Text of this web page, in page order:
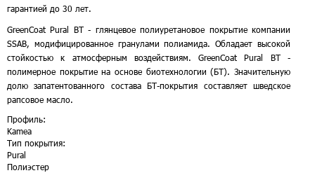
гарантией до 30 лет.
GreenCoat Pural BT - глянцевое полиуретановое покрытие компании
SSAB, модифицированное гранулами полиамида. Обладает высокой
стойкостью к атмосферным воздействиям. GreenCoat Pural BT -
полимерное покрытие на основе биотехнологии (БТ). Значительную
долю запатентованного состава БТ-покрытия составляет шведское
рапсовое масло.
Профиль:
Kamea
Тип покрытия:
Pural
Полиэстер